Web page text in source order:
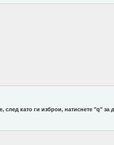
като ги изброи, натиснете "q" за